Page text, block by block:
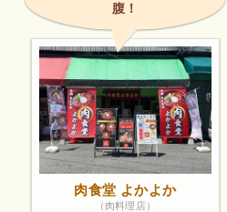
腹！
肉食堂 よかよか
（肉料理店）